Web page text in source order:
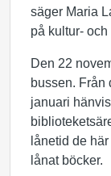
säger Maria
på kultur-
Den 22
bussen. Från
januari
lånetid de
lånat böcker.